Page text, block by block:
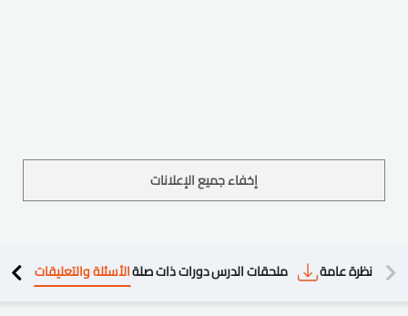
إخفاء جميع الإعلانات
نظرة عامة ملحقات الدرسدورات ذات صلةالأسئلة والتعليقات